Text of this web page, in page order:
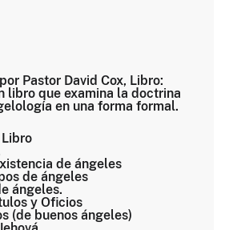
Pastor David Cox, Libro:
libro que examina la doctrina
en una forma formal.
de ángeles
de ángeles
ángeles.
y Oficios
(de buenos ángeles)